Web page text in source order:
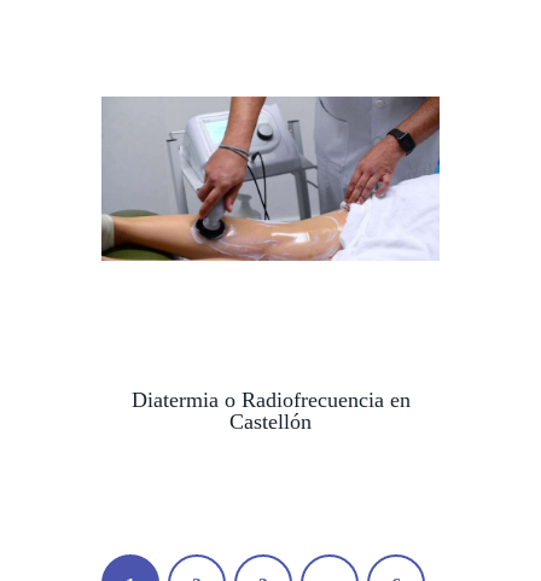
Diatermia o Radiofrecuencia en
Castellón
Paginación